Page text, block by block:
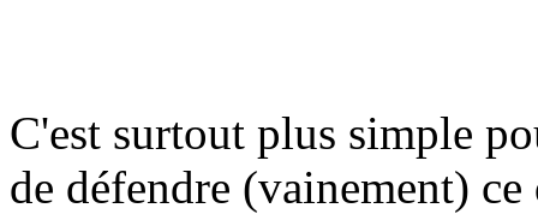
C'est surtout plus simple
de défendre (vainement)